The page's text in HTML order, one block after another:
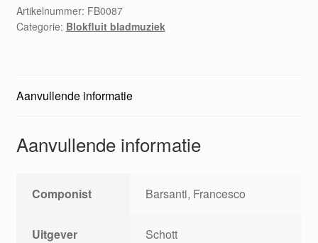
&
Klavier)
Artikelnummer: FB0087
Categorie: Blokfluit bladmuziek
Aanvullende informatie
Aanvullende informatie
Componist Barsanti, Francesco
Uitgever Schott